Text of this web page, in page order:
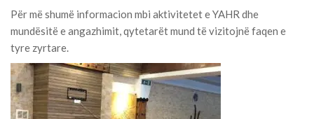
Për më shumë informacion mbi aktivitetet e YAHR dhe
mundësitë e angazhimit, qytetarët mund të vizitojnë faqen e
tyre zyrtare.